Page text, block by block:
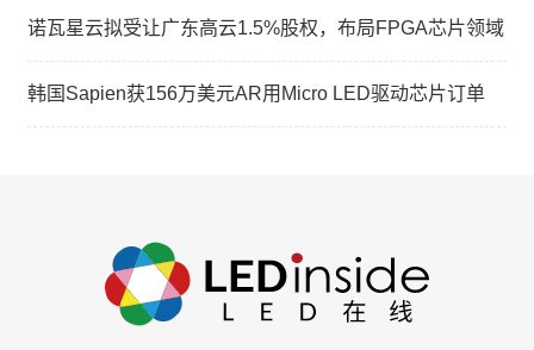
诺瓦星云拟受让广东高云1.5%股权，布局FPGA芯片领域
韩国Sapien获156万美元AR用Micro LED驱动芯片订单